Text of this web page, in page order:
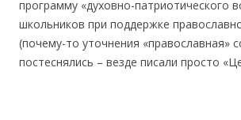
программу «духовно-патриотического
школьников при поддержке
(почему-то уточнения «православная»
постеснялись – везде писали просто